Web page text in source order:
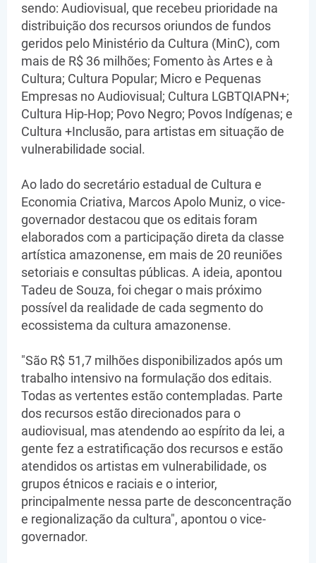
sendo: Audiovisual, que recebeu prioridade na
distribuição dos recursos oriundos de fundos
geridos pelo Ministério da Cultura (MinC), com
mais de R$ 36 milhões; Fomento às Artes e à
Cultura; Cultura Popular; Micro e Pequenas
Empresas no Audiovisual; Cultura LGBTQIAPN+;
Cultura Hip-Hop; Povo Negro; Povos Indígenas; e
Cultura +Inclusão, para artistas em situação de
vulnerabilidade social.
Ao lado do secretário estadual de Cultura e
Economia Criativa, Marcos Apolo Muniz, o vice-
governador destacou que os editais foram
elaborados com a participação direta da classe
artística amazonense, em mais de 20 reuniões
setoriais e consultas públicas. A ideia, apontou
Tadeu de Souza, foi chegar o mais próximo
possível da realidade de cada segmento do
ecossistema da cultura amazonense.
"São R$ 51,7 milhões disponibilizados após um
trabalho intensivo na formulação dos editais.
Todas as vertentes estão contempladas. Parte
dos recursos estão direcionados para o
audiovisual, mas atendendo ao espírito da lei, a
gente fez a estratificação dos recursos e estão
atendidos os artistas em vulnerabilidade, os
grupos étnicos e raciais e o interior,
principalmente nessa parte de desconcentração
e regionalização da cultura", apontou o vice-
governador.